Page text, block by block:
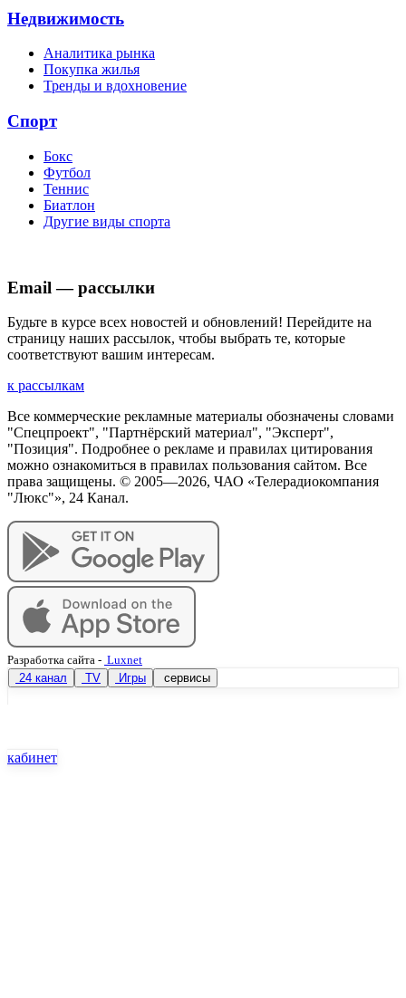
Недвижимость
Аналитика рынка
Покупка жилья
Тренды и вдохновение
Спорт
Бокс
Футбол
Теннис
Биатлон
Другие виды спорта
Email — рассылки
Будьте в курсе всех новостей и обновлений! Перейдите на
страницу наших рассылок, чтобы выбрать те, которые
соответствуют вашим интересам.
к рассылкам
Все коммерческие рекламные материалы обозначены словами
"Спецпроект", "Партнёрский материал", "Эксперт",
"Позиция". Подробнее о рекламе и правилах цитирования
можно ознакомиться в правилах пользования сайтом. Все
права защищены. © 2005—2026, ЧАО «Телерадиокомпания
"Люкс"», 24 Канал.
Разработка сайта - Luxnet
24 канал
TV Игры сервисы
кабинет